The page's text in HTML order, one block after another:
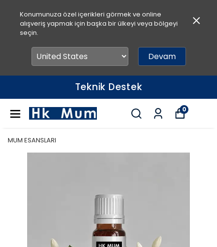
Konumunuza özel içerikleri görmek ve online
alışveriş yapmak için başka bir ülkeyi veya bölgeyi
seçin.
Devam
Teknik Destek
0
MUM ESANSLARI